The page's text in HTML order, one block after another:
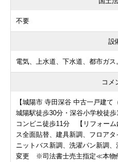
不要
設
電気、上水道、下水道、都市ガス
コメ
【城陽市 寺田深谷 中古一戸建
城陽駅徒歩30分・深谷小学校徒
コンビニ徒歩11分 【リフォーム
ス全面貼替、建具新調、フロア
ニットバス新調、洗濯パン新調
変更 ※司法書士売主指定≪本物